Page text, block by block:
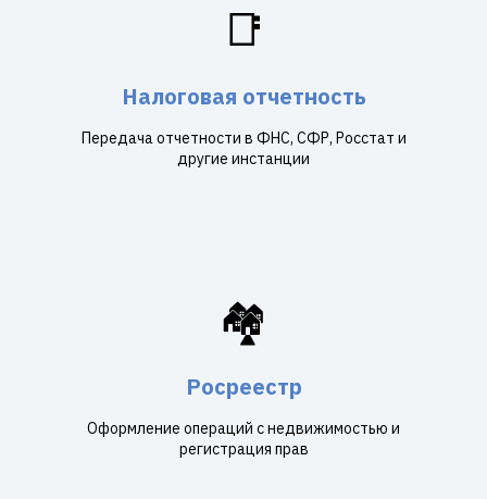
📑
Налоговая отчетность
Передача отчетности в ФНС, СФР, Росстат и
другие инстанции
🏘️
Росреестр
Оформление операций с недвижимостью и
регистрация прав